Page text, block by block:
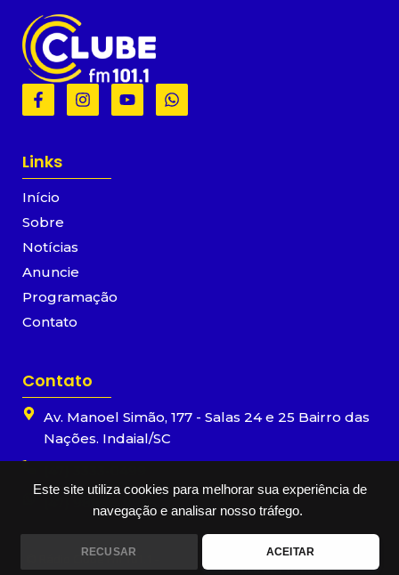
Este site utiliza cookies para melhorar sua experiência de
navegação e analisar nosso tráfego.
RECUSAR ACEITAR
F
a
b
o
k
-
I
n
Y
o
W
h
Links
Início
Sobre
Notícias
Anuncie
Programação
Contato
Contato
Av. Manoel Simão, 177 - Salas 24 e 25 Bairro das
Nações. Indaial/SC
(47) 98866-9955
© Rádio Clube Fm 101.1 -
Política de Privacidade